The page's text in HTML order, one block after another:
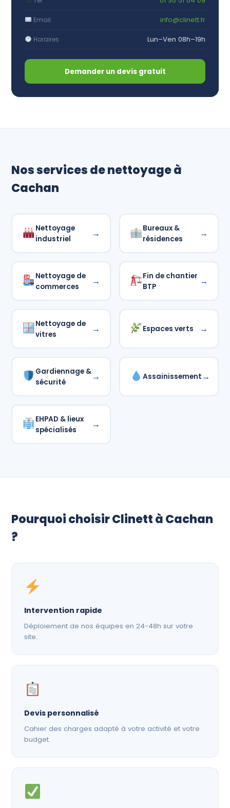
Email info@clinett.fr
Horaires Lun–Ven 08h–19h
Demander un devis gratuit
Nos services de nettoyage à
Cachan
Nettoyage
industriel
→
Bureaux &
résidences
→
Nettoyage de
commerces
→
Fin de chantier
BTP
→
Nettoyage de
vitres
→ Espaces verts →
Gardiennage &
sécurité
→ Assainissement →
EHPAD & lieux
spécialisés
→
Pourquoi choisir Clinett à Cachan
?
Intervention rapide
Déploiement de nos équipes en 24-48h sur votre
site.
Devis personnalisé
Cahier des charges adapté à votre activité et votre
budget.